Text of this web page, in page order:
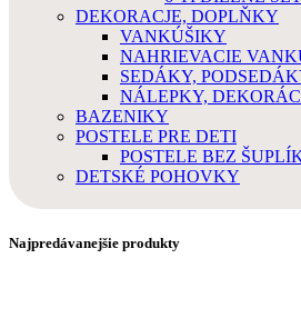
DEKORACJE, DOPLŇKY
VANKÚŠIKY
NAHRIEVACIE
SEDÁKY,
NÁLEPKY,
BAZENIKY
POSTELE PRE DETI
POSTELE BEZ
DETSKÉ POHOVKY
Najpredávanejšie produkty